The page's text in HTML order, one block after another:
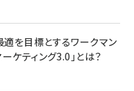
適を目標とするワークマン
ケティング3.0」とは？